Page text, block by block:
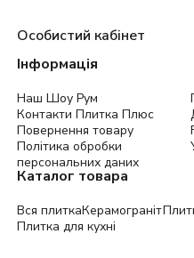
Особистий кабінет
Інформація
Наш Шоу Рум
Контакти Плитка Плюс
Повернення товару
Політика обробки
персональних даних
Каталог товара
Вся плиткаКерамограніт
Плитка для кухні